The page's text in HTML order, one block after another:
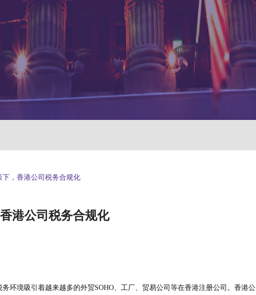
下，香港公司税务合规化
港公司税务合规化
环境吸引着越来越多的外贸SOHO、工厂、贸易公司等在香港注册公司。香港公